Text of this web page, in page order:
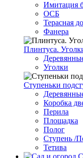
Имитация
ОСБ
Терасная
Фанера
Плинтуса.
Уголки
Ступеньки
Коробка
Перила
Площадка
Полог
Ступень /
Тетива